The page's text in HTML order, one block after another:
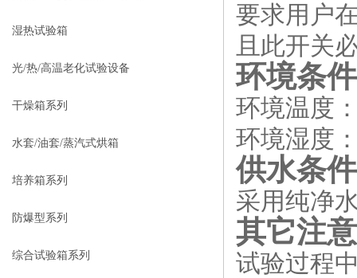
湿热试验箱
光/热/高温老化试验设备
干燥箱系列
水套/油套/蒸汽式烘箱
培养箱系列
防爆型系列
综合试验箱系列
要求用户
且此开关
环境条件
环境温度
环境湿度
供水条
采用纯净
其它注
试验过程